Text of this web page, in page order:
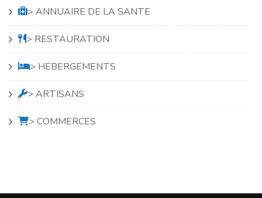
> ANNUAIRE DE LA SANTE
> RESTAURATION
> HEBERGEMENTS
> ARTISANS
> COMMERCES